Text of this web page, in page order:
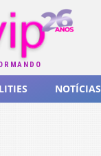
NOTÍCIAS